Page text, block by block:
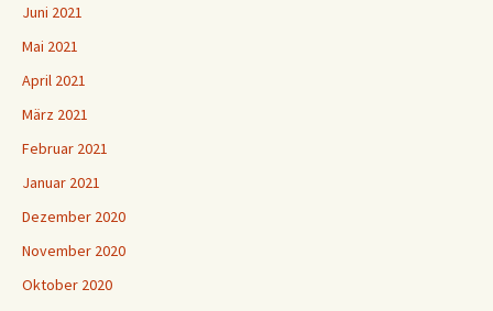
Juni 2021
Mai 2021
April 2021
März 2021
Februar 2021
Januar 2021
Dezember 2020
November 2020
Oktober 2020